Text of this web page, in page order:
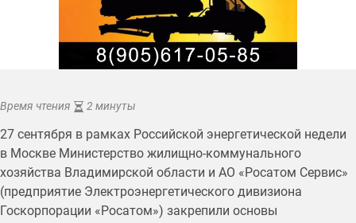
Время чтения 2 минуты
27 сентября в рамках Российской энергетической недели
в Москве Министерство жилищно-коммунального
хозяйства Владимирской области и АО «Росатом Сервис»
(предприятие Электроэнергетического дивизиона
Госкорпорации «Росатом») закрепили основы